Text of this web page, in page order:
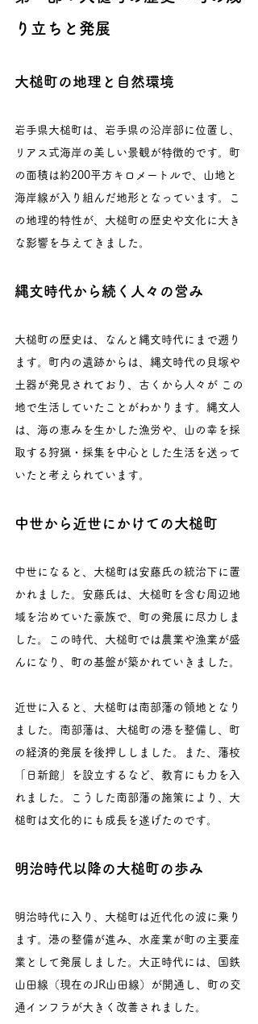
り立ちと発展
大槌町の地理と自然環境
岩手県大槌町は、岩手県の沿岸部に位置し、
リアス式海岸の美しい景観が特徴的です。町
の面積は約200平方キロメートルで、山地と
海岸線が入り組んだ地形となっています。こ
の地理的特性が、大槌町の歴史や文化に大き
な影響を与えてきました。
縄文時代から続く人々の営み
大槌町の歴史は、なんと縄文時代にまで遡り
ます。町内の遺跡からは、縄文時代の貝塚や
土器が発見されており、古くから人々が この
地で生活していたことがわかります。縄文人
は、海の恵みを生かした漁労や、山の幸を採
取する狩猟・採集を中心とした生活を送って
いたと考えられています。
中世から近世にかけての大槌町
中世になると、大槌町は安藤氏の統治下に置
かれました。安藤氏は、大槌町を含む周辺地
域を治めていた豪族で、町の発展に尽力しま
した。この時代、大槌町では農業や漁業が盛
んになり、町の基盤が築かれていきました。
近世に入ると、大槌町は南部藩の領地となり
ました。南部藩は、大槌町の港を整備し、町
の経済的発展を後押ししました。また、藩校
「日新館」を設立するなど、教育にも力を入
れました。こうした南部藩の施策により、大
槌町は文化的にも成長を遂げたのです。
明治時代以降の大槌町の歩み
明治時代に入り、大槌町は近代化の波に乗り
ます。港の整備が進み、水産業が町の主要産
業として発展しました。大正時代には、国鉄
山田線（現在のJR山田線）が開通し、町の交
通インフラが大きく改善されました。